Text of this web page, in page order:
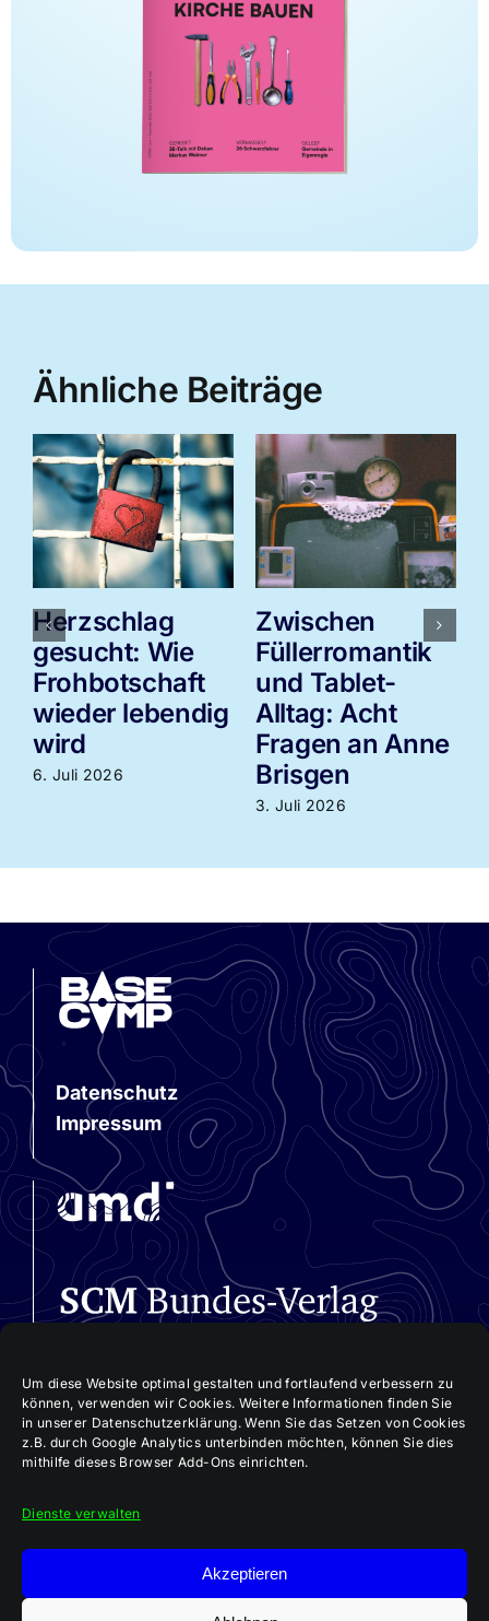
Um diese Website optimal gestalten und fortlaufend verbessern zu
können, verwenden wir Cookies. Weitere Informationen finden Sie
in unserer Datenschutzerklärung. Wenn Sie das Setzen von Cookies
z.B. durch Google Analytics unterbinden möchten, können Sie dies
mithilfe dieses Browser Add-Ons einrichten.
Dienste verwalten
Akzeptieren
Ähnliche Beiträge
Herzschlag
gesucht: Wie
Frohbotschaft
wieder lebendig
wird
6. Juli 2026
Zwischen
Füllerromantik
und Tablet-
Alltag: Acht
Fragen an Anne
Brisgen
3. Juli 2026
Datenschutz
Impressum